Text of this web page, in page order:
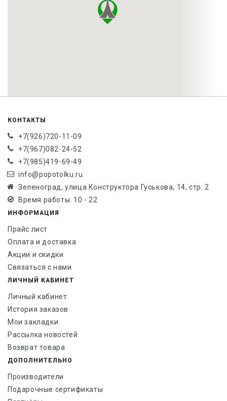
КОНТАКТЫ
+7(926)720-11-09
+7(967)082-24-52
+7(985)419-69-49
info@popotolku.ru
Зеленоград, улица Конструктора Гуськова, 14, стр. 2
Время работы: 10 - 22
ИНФОРМАЦИЯ
Прайс лист
Оплата и доставка
Акции и скидки
Связаться с нами
ЛИЧНЫЙ КАБИНЕТ
Личный кабинет
История заказов
Мои закладки
Рассылка новостей
Возврат товара
ДОПОЛНИТЕЛЬНО
Производители
Подарочные сертификаты